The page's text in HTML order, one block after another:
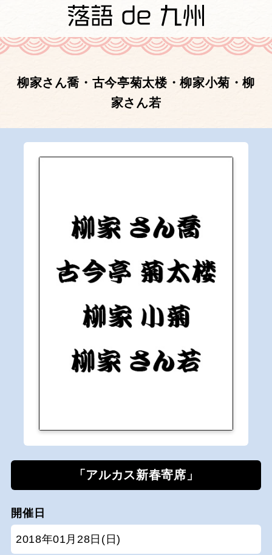
柳家さん喬・古今亭菊太楼・柳家小菊・柳
家さん若
「アルカス新春寄席」
開催日
2018年01月28日(日)